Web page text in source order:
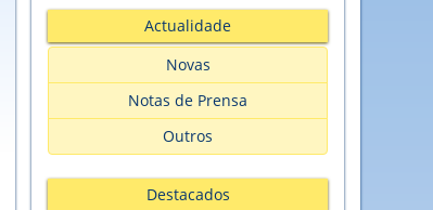
Actualidade
Novas
Notas de Prensa
Outros
Destacados